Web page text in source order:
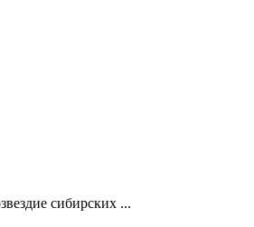
сибирских ...